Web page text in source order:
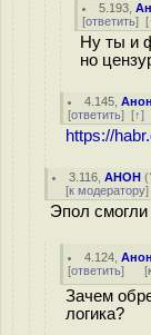
5.193 ,
[ответить] [
Ну ты и
но
4.145 ,
[ответить] [↑]
https://
3.116 ,AHOH (
[к модератору]
Эпол смогли
4.124 ,
[ответить] [
Зачем
логика?